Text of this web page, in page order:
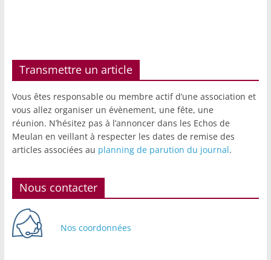
Transmettre un article
Vous êtes responsable ou membre actif d’une association et
vous allez organiser un évènement, une fête, une
réunion. N’hésitez pas à l’annoncer dans les Echos de
Meulan en veillant à respecter les dates de remise des
articles associées au planning de parution du journal.
Nous contacter
Nos coordonnées